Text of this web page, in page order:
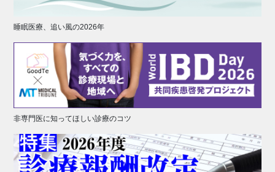
睡眠医療、追い風の2026年
非専門医に知ってほしい診療のコツ